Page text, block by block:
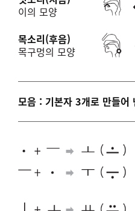
이의 모양
목소리(후음)
목구멍의 모양
모음 : 기본자 3개로 만들어